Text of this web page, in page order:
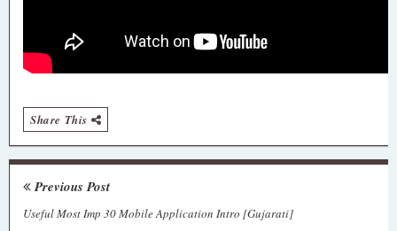
Share This
Previous Post
Useful Most Imp 30 Mobile Application Intro [Gujarati]